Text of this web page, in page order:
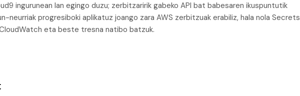
ingurunean lan egingo duzu; zerbitzaririk gabeko API bat babesaren ikuspuntutik
neurriak progresiboki aplikatuz joango zara AWS zerbitzuak erabiliz, hala nola Secrets
eta beste tresna natibo batzuk.